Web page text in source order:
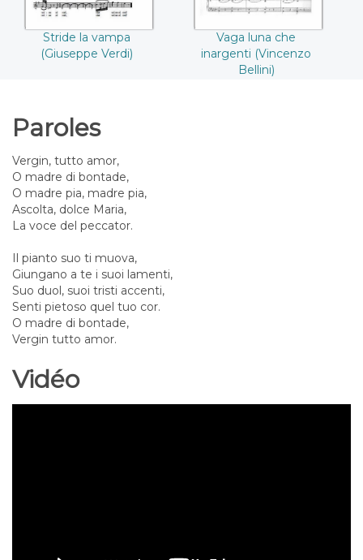
Stride la vampa
(Giuseppe Verdi)
Vaga luna che
inargenti (Vincenzo
Bellini)
Paroles
Vergin, tutto amor,
O madre di bontade,
O madre pia, madre pia,
Ascolta, dolce Maria,
La voce del peccator.
Il pianto suo ti muova,
Giungano a te i suoi lamenti,
Suo duol, suoi tristi accenti,
Senti pietoso quel tuo cor.
O madre di bontade,
Vergin tutto amor.
Vidéo